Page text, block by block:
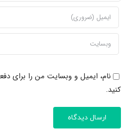
نام، ایمیل و وبسایت من را برای
کنید.